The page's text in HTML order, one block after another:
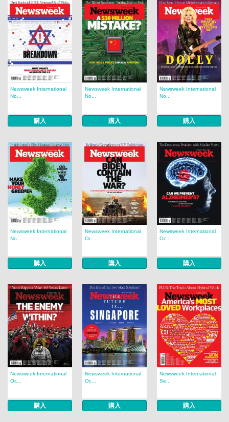
Newsweek International
No...
購入
Newsweek International
No...
購入
Newsweek International
No...
購入
Newsweek International
No...
購入
Newsweek International
Oc...
購入
Newsweek International
Oc...
購入
Newsweek International
Oc...
購入
Newsweek International
Oc...
購入
Newsweek International
Se...
購入